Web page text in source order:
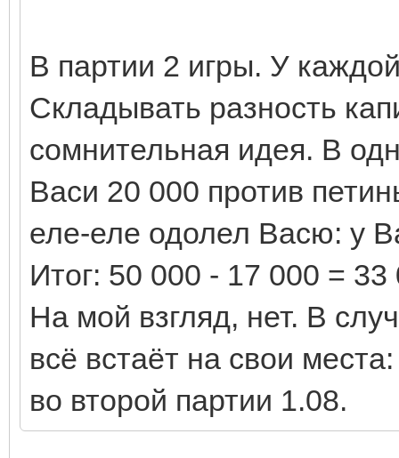
В партии 2 игры. У
Складывать разность
сомнительная идея. В
Васи 20 000 против
еле-еле одолел Васю: у
Итог: 50 000 - 17 000 =
На мой взгляд, нет. В
всё встаёт на свои
во второй партии 1.08.